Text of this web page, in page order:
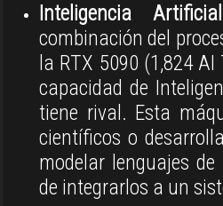
Inteligencia
combinación del
la RTX 5090 (1,824 AI
capacidad de
tiene rival . Esta
científicos o
modelar lenguajes
de integrarlos a un